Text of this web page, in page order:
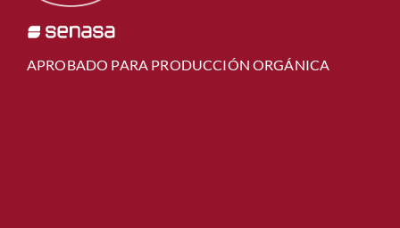
APROBADO PARA PRODUCCIÓN ORGÁNICA